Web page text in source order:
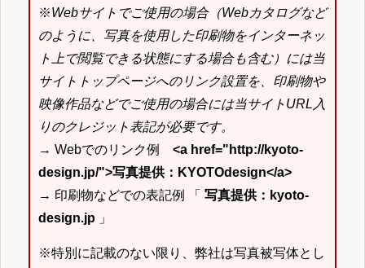
※Webサイトでご使用の場合（Webカタログなど
のように、写真を使用した印刷物をインターネッ
ト上で閲覧できる状態にする場合も含む）には当
サイトトップページへのリンク設置を、印刷物や
映像作品などでご使用の場合には当サイトURL入
りのクレジット表記が必要です。
→ Webでのリンク例 <a href="http://kyoto-
design.jp/">写真提供：KYOTOdesign</a>
→ 印刷物などでの表記例 「 写真提供：kyoto-
design.jp 」
※特別に記載のない限り、弊社は写真被写体とし